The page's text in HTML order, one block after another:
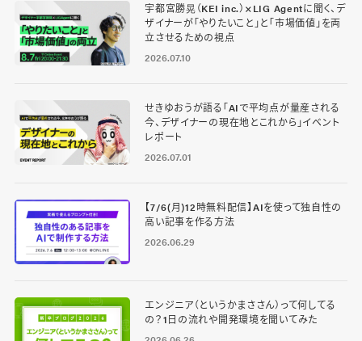
宇都宮勝晃（KEI inc.）×LIG Agentに聞く、デ
ザイナーが「やりたいこと」と「市場価値」を両
立させるための視点
2026.07.10
せきゆおうが語る「AIで平均点が量産される
今、デザイナーの現在地とこれから」イベント
レポート
2026.07.01
【7/6(月)12時無料配信】AIを使って独自性の
高い記事を作る方法
2026.06.29
エンジニア（というかまささん）って何してる
の？1日の流れや開発環境を聞いてみた